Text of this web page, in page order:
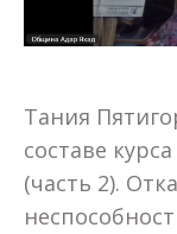
Тания
составе
(часть 2).